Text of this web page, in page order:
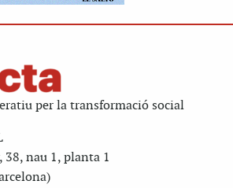
per la transformació social
38, nau 1, planta 1